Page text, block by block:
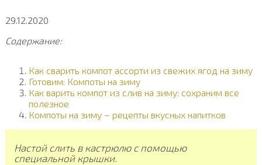
29.12.2020
Содержание:
Как сварить компот ассорти из свежих ягод на зиму
Готовим: Компоты на зиму
Как варить компот из слив на зиму: сохраним все
полезное
Компоты на зиму – рецепты вкусных напитков
Настой слить в кастрюлю с помощью
специальной крышки.